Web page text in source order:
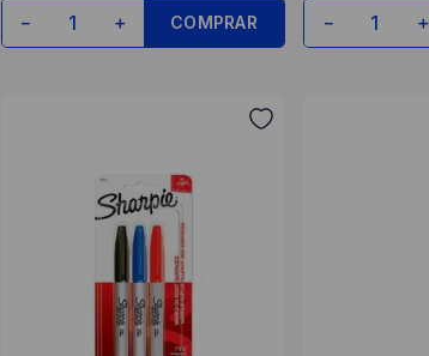
＋
－ COMPRAR ＋
－